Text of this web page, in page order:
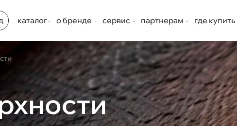
каталог о бренде сервис партнерам где купить